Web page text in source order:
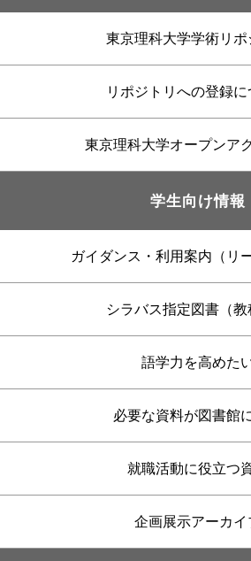
東京理科大学学術リポ
リポジトリへの登録に
東京理科大学オープンア
学生向け情報
ガイダンス・利用案内（リ
シラバス指定図書（教
語学力を高めた
必要な資料が図書館
就職活動に役立つ
企画展示アーカイ